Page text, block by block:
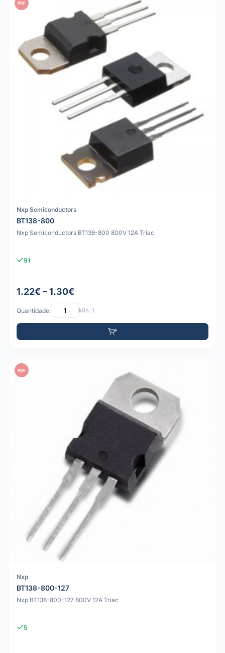
PDF
Nxp Semiconductors
BT138-800
Nxp Semiconductors BT138-800 800V 12A Triac
91
1.22€ – 1.30€
Quantidade: Mín: 1
PDF
Nxp
BT138-800-127
Nxp BT138-800-127 800V 12A Triac
5